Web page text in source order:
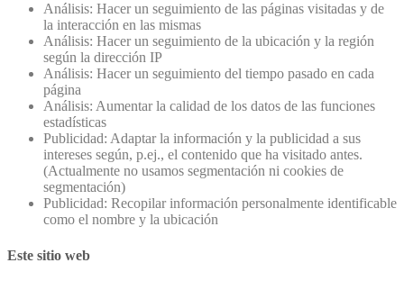
Análisis: Hacer un seguimiento de las páginas visitadas y de
la interacción en las mismas
Análisis: Hacer un seguimiento de la ubicación y la región
según la dirección IP
Análisis: Hacer un seguimiento del tiempo pasado en cada
página
Análisis: Aumentar la calidad de los datos de las funciones
estadísticas
Publicidad: Adaptar la información y la publicidad a sus
intereses según, p.ej., el contenido que ha visitado antes.
(Actualmente no usamos segmentación ni cookies de
segmentación)
Publicidad: Recopilar información personalmente identificable
como el nombre y la ubicación
Este sitio web